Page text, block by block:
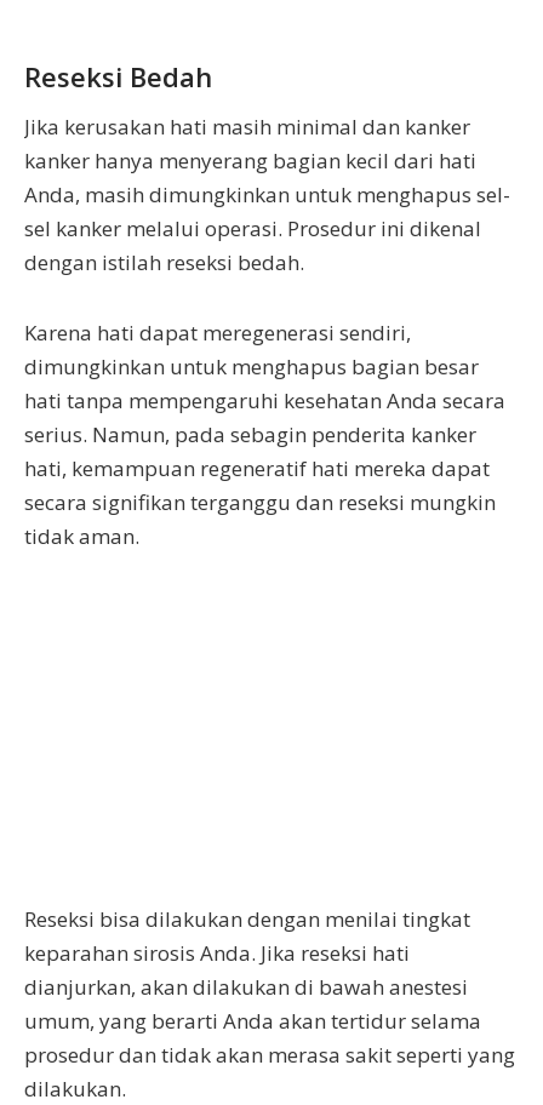
Reseksi Bedah
Jika kerusakan hati masih minimal dan kanker
kanker hanya menyerang bagian kecil dari hati
Anda, masih dimungkinkan untuk menghapus sel-
sel kanker melalui operasi. Prosedur ini dikenal
dengan istilah reseksi bedah.
Karena hati dapat meregenerasi sendiri,
dimungkinkan untuk menghapus bagian besar
hati tanpa mempengaruhi kesehatan Anda secara
serius. Namun, pada sebagin penderita kanker
hati, kemampuan regeneratif hati mereka dapat
secara signifikan terganggu dan reseksi mungkin
tidak aman.
Reseksi bisa dilakukan dengan menilai tingkat
keparahan sirosis Anda. Jika reseksi hati
dianjurkan, akan dilakukan di bawah anestesi
umum, yang berarti Anda akan tertidur selama
prosedur dan tidak akan merasa sakit seperti yang
dilakukan.